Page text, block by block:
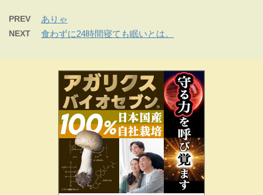
PREV ありゃ
NEXT 食わずに24時間寝ても眠いとは。